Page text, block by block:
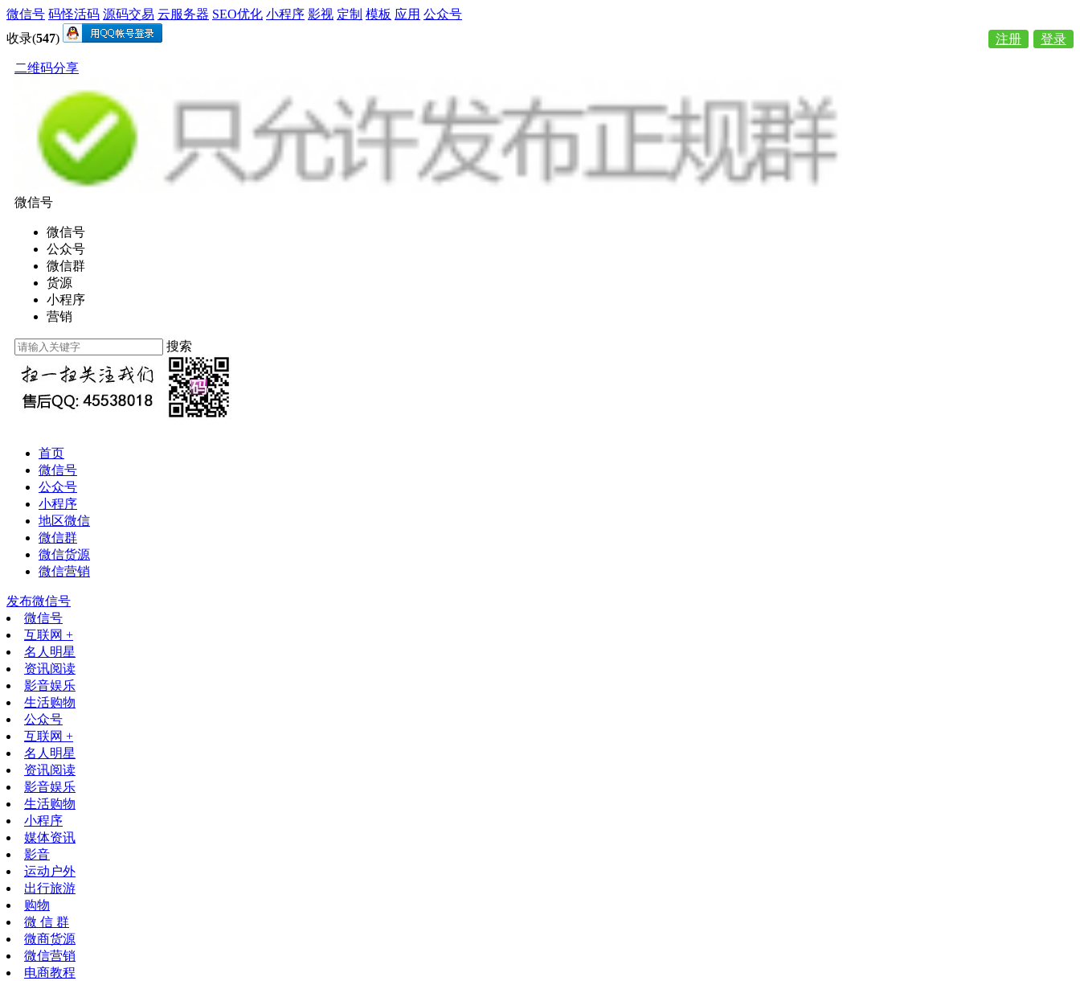
微信号 码怪活码 源码交易 云服务器 SEO优化 小程序 影视 定制 模板 应用 公众号
收录(547) 登录
注册
二维码分享
微信号
微信号
公众号
微信群
货源
小程序
营销
搜索
首页
微信号
公众号
小程序
地区微信
微信群
微信货源
微信营销
发布微信号
微信号
互联网 +
名人明星
资讯阅读
影音娱乐
生活购物
公众号
互联网 +
名人明星
资讯阅读
影音娱乐
生活购物
小程序
媒体资讯
影音
运动户外
出行旅游
购物
微 信 群
微商货源
微信营销
电商教程